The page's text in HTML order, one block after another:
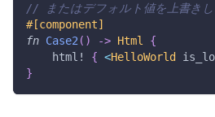
// またはデフォルト値を上書き
#[component]
fn Case2( ) -> Html
{
html!
{ <HelloWorld
}